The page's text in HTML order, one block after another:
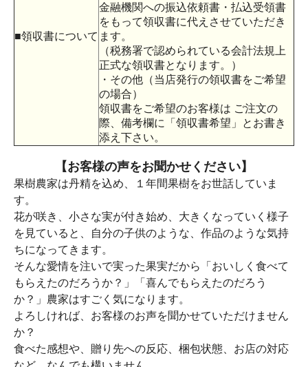
■領収書について
金融機関への振込依頼書・払込受領書
をもって領収書に代えさせていただき
ます。
（税務署で認められている会計法規上
正式な領収書となります。）
・その他（当店発行の領収書をご希望
の場合）
領収書をご希望のお客様は ご注文の
際、備考欄に「領収書希望」とお書き
添え下さい。
【お客様の声をお聞かせください】
果樹農家は丹精を込め、１年間果樹をお世話していま
す。
花が咲き、小さな実が付き始め、大きくなっていく様子
を見ていると、自分の子供のような、作品のような気持
ちになってきます。
そんな愛情を注いで実った果実だから「おいしく食べて
もらえたのだろうか？」「喜んでもらえたのだろう
か？」農家はすごく気になります。
よろしければ、お客様のお声を聞かせていただけません
か？
食べた感想や、贈り先への反応、梱包状態、お店の対応